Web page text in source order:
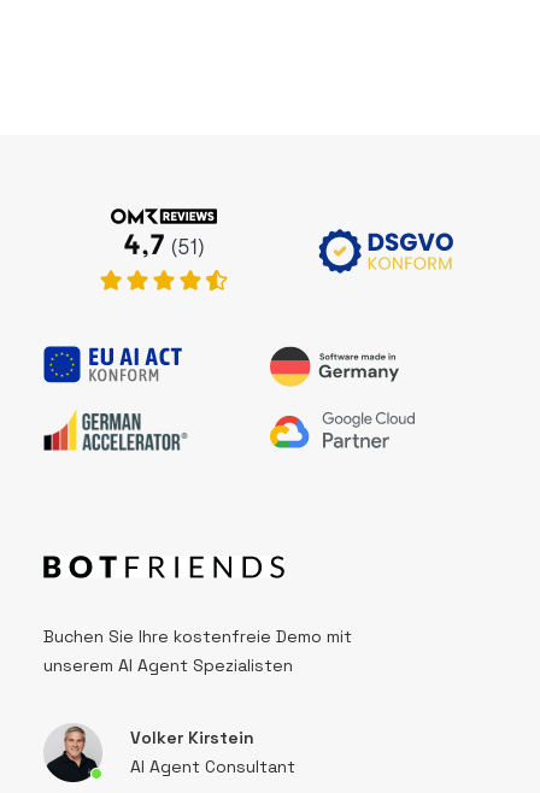
Buchen Sie Ihre kostenfreie Demo mit
unserem AI Agent Spezialisten
Volker Kirstein
AI Agent Consultant